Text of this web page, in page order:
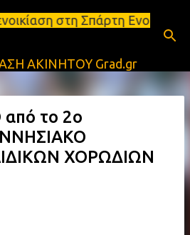
κύριο περιεχόμενο
Ενοικιάσεις
ΑΚΙΝΗΤΟΥ Grad.gr
το 2o
ΧΟΡΩΔΙΩΝ